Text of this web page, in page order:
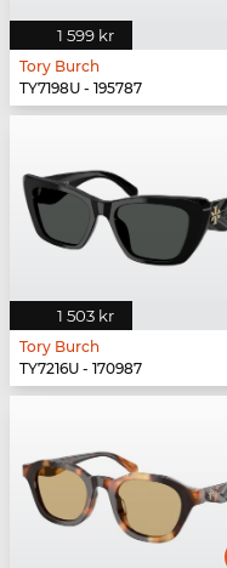
1 599 kr
Tory Burch
TY7198U - 195787
1 503 kr
Tory Burch
TY7216U - 170987